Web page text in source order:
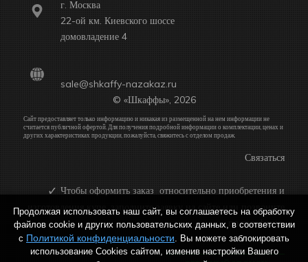
Продолжая использовать наш сайт, вы соглашаетесь на обработку
файлов cookie и других пользовательских данных, в соответствии
с Политикой конфиденциальности. Вы можете заблокировать
использование Cookies сайтом, изменив настройки Вашего
г. Москва
22-ой км. Киевского шоссе
домовладение 4
sale@shkaffy-nazakaz.ru
© «Шкаффы», 2026
Сайт предоставляет только информацию и никакая из размещенной на нем информации не
считается публичной офертой. Для получения подробной информации о комплектации, ценах и
других характеристиках продукции, пожалуйста, свяжитесь с отделом продаж.
Связаться
Чтобы оформить заказ относительно приобретения и
изготовления купе, заполните заявку на сайте или позвоните
по телефону: